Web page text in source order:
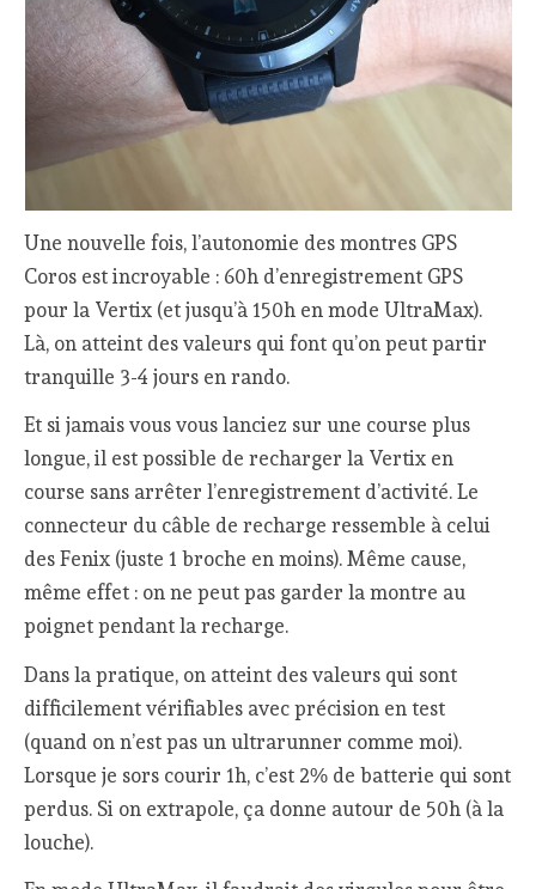
Une nouvelle fois, l’autonomie des montres GPS
Coros est incroyable : 60h d’enregistrement GPS
pour la Vertix (et jusqu’à 150h en mode UltraMax).
Là, on atteint des valeurs qui font qu’on peut partir
tranquille 3-4 jours en rando.
Et si jamais vous vous lanciez sur une course plus
longue, il est possible de recharger la Vertix en
course sans arrêter l’enregistrement d’activité. Le
connecteur du câble de recharge ressemble à celui
des Fenix (juste 1 broche en moins). Même cause,
même effet : on ne peut pas garder la montre au
poignet pendant la recharge.
Dans la pratique, on atteint des valeurs qui sont
difficilement vérifiables avec précision en test
(quand on n’est pas un ultrarunner comme moi).
Lorsque je sors courir 1h, c’est 2% de batterie qui sont
perdus. Si on extrapole, ça donne autour de 50h (à la
louche).